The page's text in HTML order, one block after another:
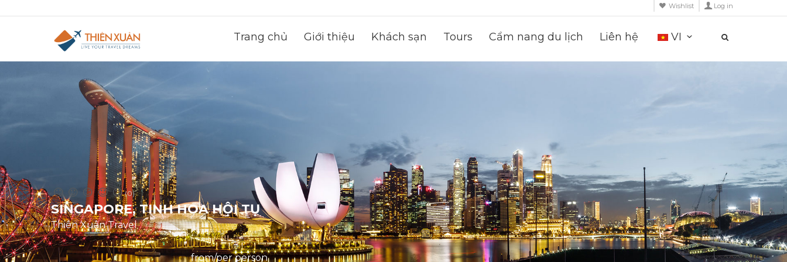
Wishlist Log in
Trang chủ Giới thiệu Khách sạn Tours Cẩm nang du lịch Liên hệ VI
(0)
SINGAPORE, TINH HOA HỘI TỤ
Thiên Xuân Travel
from/per person